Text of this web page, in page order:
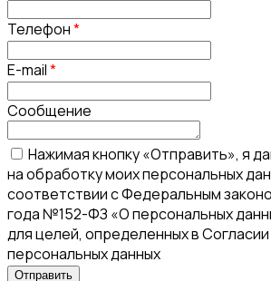
Телефон*
E-mail*
Сообщение
Нажимая кнопку «Отправить», я
на обработку моих персональных
соответствии с Федеральным
года №152-ФЗ «О персональных
для целей, определенных в
персональных данных